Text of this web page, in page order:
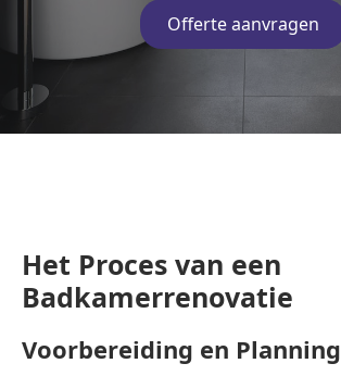
Offerte aanvragen
Het Proces van een
Badkamerrenovatie
Voorbereiding en Planning